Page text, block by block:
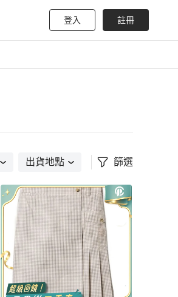
登入 註冊
出貨地點 篩選